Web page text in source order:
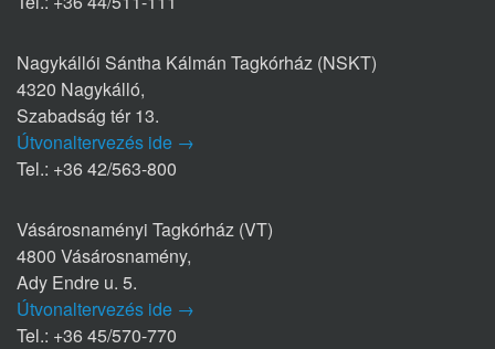
Nagykállói Sántha Kálmán Tagkórház (NSKT)
4320 Nagykálló,
Szabadság tér 13.
Útvonaltervezés ide →
Tel.: +36 42/563-800
Vásárosnaményi Tagkórház (VT)
4800 Vásárosnamény,
Ady Endre u. 5.
Útvonaltervezés ide →
Tel.: +36 45/570-770